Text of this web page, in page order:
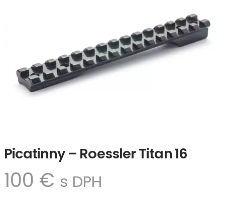
Picatinny – Roessler Titan 16
100 € s DPH